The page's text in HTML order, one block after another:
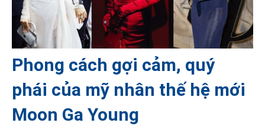
Phong cách gợi cảm, quý
phái của mỹ nhân thế hệ mới
Moon Ga Young